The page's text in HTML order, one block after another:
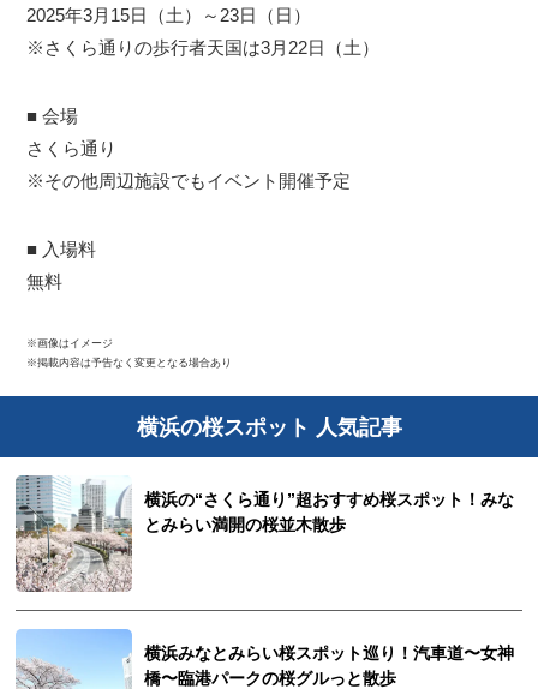
2025年3月15日（土）～23日（日）
※さくら通りの歩行者天国は3月22日（土）
■ 会場
さくら通り
※その他周辺施設でもイベント開催予定
■ 入場料
無料
※画像はイメージ
※掲載内容は予告なく変更となる場合あり
横浜の桜スポット 人気記事
横浜の“さくら通り”超おすすめ桜スポット！みな
とみらい満開の桜並木散歩
横浜みなとみらい桜スポット巡り！汽車道〜女神
橋〜臨港パークの桜グルっと散歩